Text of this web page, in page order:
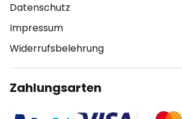
Datenschutz
Impressum
Widerrufsbelehrung
Zahlungsarten